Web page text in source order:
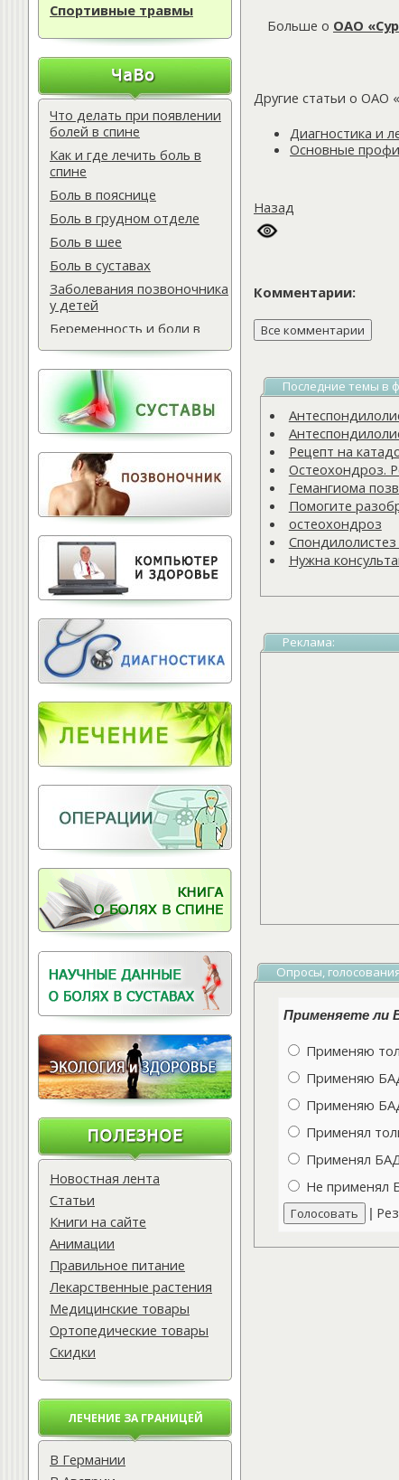
Спортивные травмы
Что делать при появлении
болей в спине
Как и где лечить боль в
спине
Боль в пояснице
Боль в грудном отделе
Боль в шее
Боль в суставах
Заболевания позвоночника
у детей
Беременность и боли в
Мази для спины
Массаж водителю
Самомассаж при
остеохондрозе
Поясничная грыжа
Обследование
позвоночника
Тактика лечения
остеохондроза
Лечение баней
Офисный фитнес
Народная медицина
Тест для позвоночника
Питание для позвоночника
Витамины для
позвоночника
Новостная лента
Статьи
Книги на сайте
Анимации
Правильное питание
Лекарственные растения
Медицинские товары
Ортопедические товары
Скидки
ЛЕЧЕНИЕ ЗА ГРАНИЦЕЙ
В Германии
Больше о ОАО
Другие статьи о ОАО
Диагностика и
Основные
Назад
Комментарии:
Последние темы в
Рецепт на
Остеохондроз.
Гемангиома
Помогите
остеохондроз
Спондилолистез
Нужна
Реклама:
Опросы,
Применяете ли
Применяю
Применяю
Применяю
Применял
Применял
Не применял